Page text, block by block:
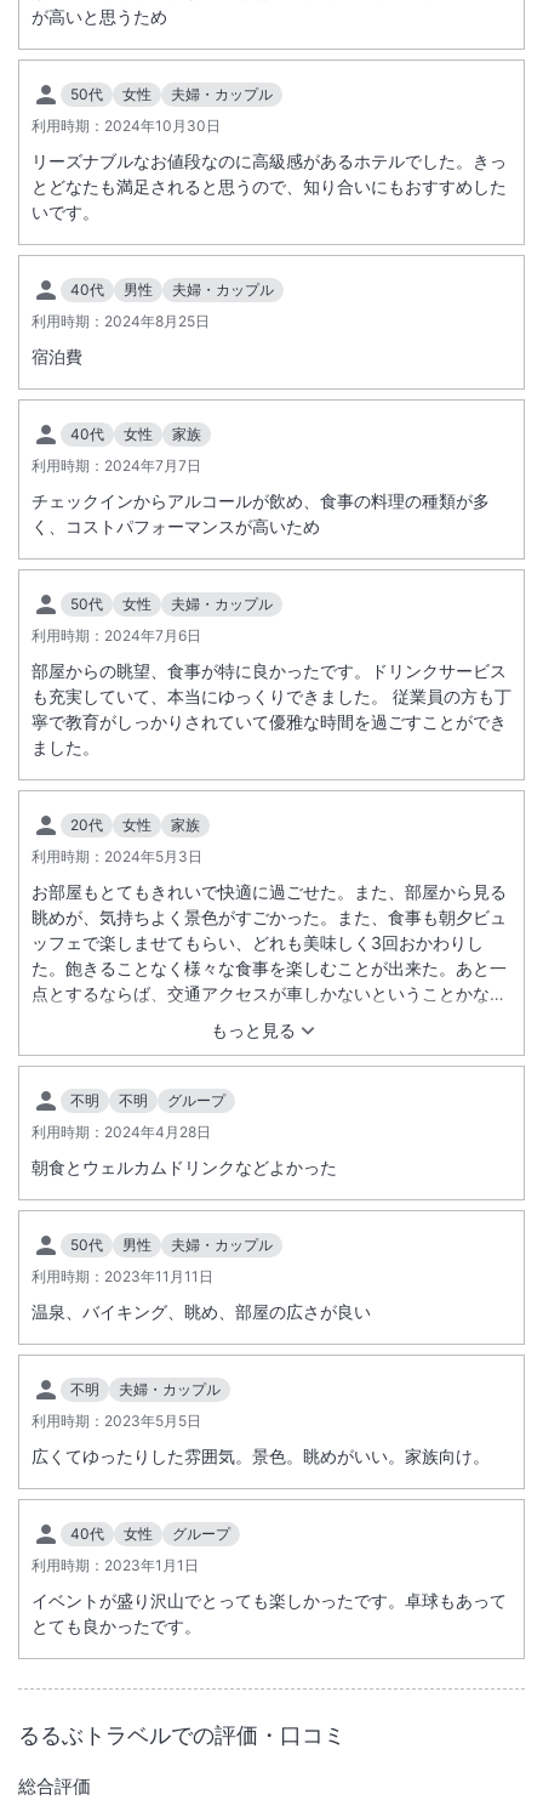
が高いと思うため
50代 女性
夫婦・カップル
利用時期： 2024年10月30日
リーズナブルなお値段なのに高級感があるホテルでした。きっ
とどなたも満足されると思うので、知り合いにもおすすめした
いです。
40代 男性
夫婦・カップル
利用時期： 2024年8月25日
宿泊費
40代 女性
家族
利用時期： 2024年7月7日
チェックインからアルコールが飲め、食事の料理の種類が多
く、コストパフォーマンスが高いため
50代 女性
夫婦・カップル
利用時期： 2024年7月6日
部屋からの眺望、食事が特に良かったです。ドリンクサービス
も充実していて、本当にゆっくりできました。 従業員の方も丁
寧で教育がしっかりされていて優雅な時間を過ごすことができ
ました。
20代 女性
家族
利用時期： 2024年5月3日
もっと見る
お部屋もとてもきれいで快適に過ごせた。また、部屋から見る
眺めが、気持ちよく景色がすごかった。また、食事も朝夕ビュ
ッフェで楽しませてもらい、どれも美味しく3回おかわりし
た。飽きることなく様々な食事を楽しむことが出来た。あと一
点とするならば、交通アクセスが車しかないということかなと
思う。でもすべて完璧なホテルでまた泊まりたいと思った
不明 不明
グループ
利用時期： 2024年4月28日
朝食とウェルカムドリンクなどよかった
50代 男性
夫婦・カップル
利用時期： 2023年11月11日
温泉、バイキング、眺め、部屋の広さが良い
不明
夫婦・カップル
利用時期： 2023年5月5日
広くてゆったりした雰囲気。景色。眺めがいい。家族向け。
40代 女性
グループ
利用時期： 2023年1月1日
イベントが盛り沢山でとっても楽しかったです。卓球もあって
とても良かったです。
るるぶトラベルでの評価・口コミ
総合評価